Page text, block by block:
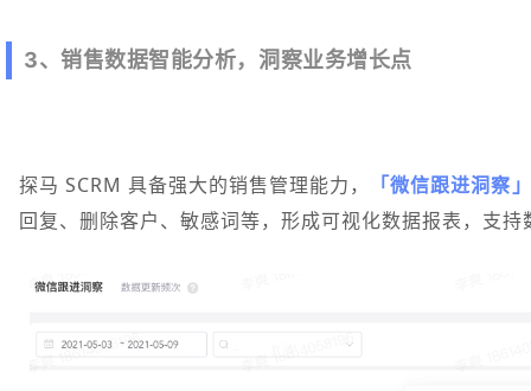
3、销售数据智能分析，洞察业务增长点
探马 SCRM 具备强大的销售管理能力，
「微信跟进洞察」
回复、删除客户、敏感词等，形成可视化数据报表，支持